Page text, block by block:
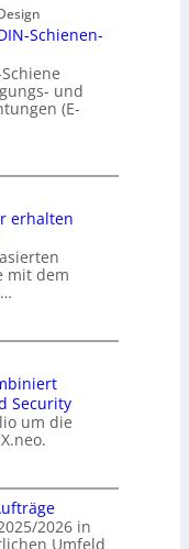
Schienen-
und
(E-
erhalten
mit dem
Security
um die
2026 in
Umfeld